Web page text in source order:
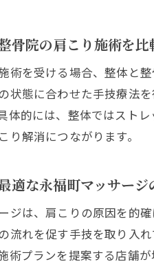
骨院の肩こり施術を比
術を受ける場合、整体と
状態に合わせた手技療法
体的には、整体ではスト
り解消につながります。
適な永福町マッサージ
ジは、肩こりの原因を的
流れを促す手技を取り入
術プランを提案する店舗